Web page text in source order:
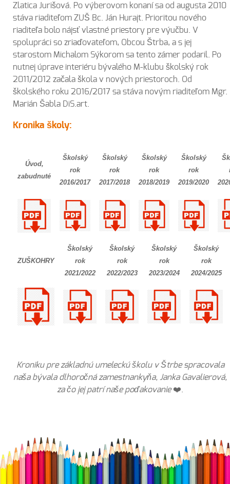
Zlatica Jurišová. Po výberovom konaní sa od augusta 2010
stáva riaditeľom ZUŠ Bc. Ján Hurajt. Prioritou nového
riaditeľa bolo nájsť vlastné priestory pre výučbu. V
spolupráci so zriaďovateľom, Obcou Štrba, a s jej
starostom Michalom Sýkorom sa tento zámer podaril. Po
nutnej úprave interiéru bývalého M-klubu školský rok
2011/2012 začala škola v nových priestoroch. Od
školského roku 2016/2017 sa stáva novým riaditeľom Mgr.
Marián Šabla DiS.art.
Kronika školy:
Úvod,
zabudnuté
Školský
rok
2016/2017
Školský
rok
2017/2018
Školský
rok
2018/2019
Školský
rok
2019/2020
ZUŠKOHRY
Školský
rok
2021/2022
Školský
rok
2022/2023
Školský
rok
2023/2024
Školský
rok
2024/2025
Kroniku pre základnú umeleckú školu v Štrbe spracovala
naša bývala dlhoročná zamestnankyňa, Janka Gavalierová,
za čo jej patrí naše poďakovanie❤️.